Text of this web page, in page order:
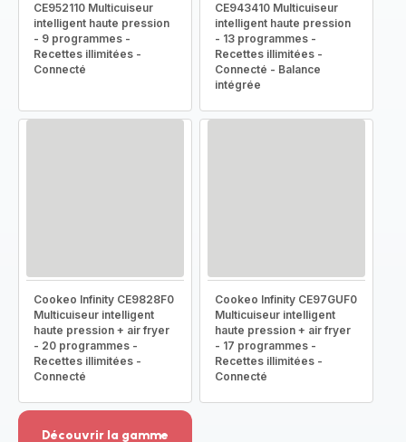
CE952110 Multicuiseur
intelligent haute pression
- 9 programmes -
Recettes illimitées -
Connecté
CE943410 Multicuiseur
intelligent haute pression
- 13 programmes -
Recettes illimitées -
Connecté - Balance
intégrée
Cookeo Infinity CE9828F0
Multicuiseur intelligent
haute pression + air fryer
- 20 programmes -
Recettes illimitées -
Connecté
Cookeo Infinity CE97GUF0
Multicuiseur intelligent
haute pression + air fryer
- 17 programmes -
Recettes illimitées -
Connecté
Découvrir la gamme